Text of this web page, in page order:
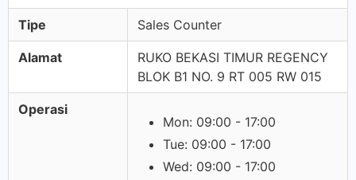
Tipe Sales Counter
Alamat
RUKO BEKASI TIMUR REGENCY
BLOK B1 NO. 9 RT 005 RW 015
Operasi
Mon: 09:00 - 17:00
Tue: 09:00 - 17:00
Wed: 09:00 - 17:00